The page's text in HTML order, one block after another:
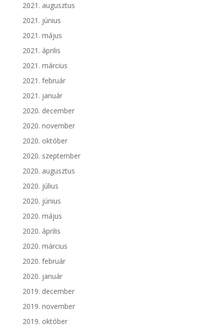
2021. augusztus
2021. június
2021. május
2021. április
2021. március
2021. február
2021. január
2020. december
2020. november
2020. október
2020. szeptember
2020. augusztus
2020. július
2020. június
2020. május
2020. április
2020. március
2020. február
2020. január
2019. december
2019. november
2019. október